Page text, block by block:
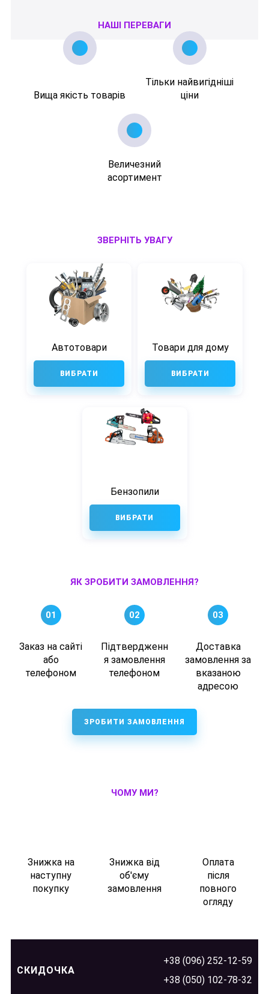
НАШІ ПЕРЕВАГИ
Вища якість товарів
Тільки найвигідніші
ціни
Величезний
асортимент
ЗВЕРНІТЬ УВАГУ
Автотовари
ВИБРАТИ
Товари для дому
ВИБРАТИ
Бензопили
ВИБРАТИ
ЯК ЗРОБИТИ ЗАМОВЛЕННЯ?
01
Заказ на сайті
або
телефоном
02
Підтвердженн
я замовлення
телефоном
03
Доставка
замовлення за
вказаною
адресою
ЗРОБИТИ ЗАМОВЛЕННЯ
ЧОМУ МИ?
Знижка на
наступну
покупку
Знижка від
об'єму
замовлення
Оплата
після
повного
огляду
СКИДОЧКА
+38 (096) 252-12-59
+38 (050) 102-78-32